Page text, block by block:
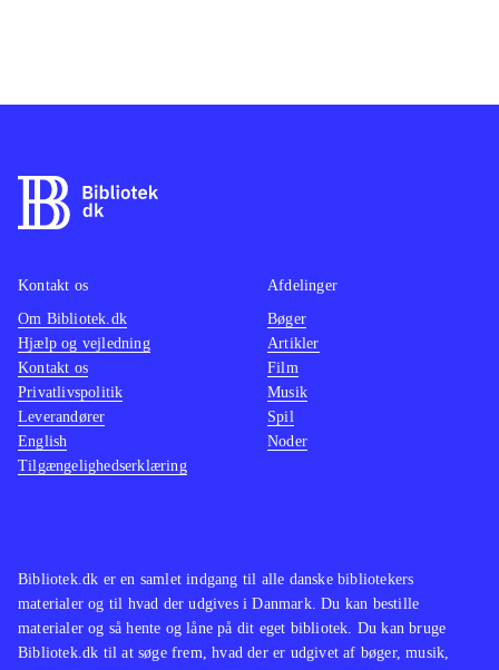
Bibliotek.dk er en samlet indgang til alle danske bibliotekers
materialer og til hvad der udgives i Danmark. Du kan bestille
materialer og så hente og låne på dit eget bibliotek. Du kan bruge
Bibliotek.dk til at søge frem, hvad der er udgivet af bøger, musik,
Kontakt os
Om Bibliotek.dk
Hjælp og vejledning
Kontakt os
Privatlivspolitik
Leverandører
English
Tilgængelighedserklæring
Afdelinger
Bøger
Artikler
Film
Musik
Spil
Noder